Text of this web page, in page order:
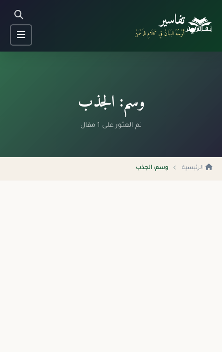
تفاسير
أَوْجُهُ البَيَانْ فِي كَلَامِ الرَّحْمَنْ
وسم: الجذب
تم العثور على 1 مقال
الرئيسية وسم: الجذب